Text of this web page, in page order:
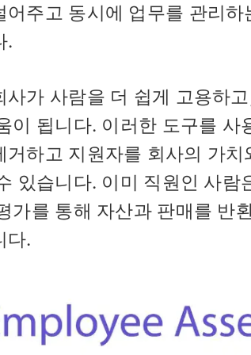
어주고 동시에 업무를 관리
.
사가 사람을 더 쉽게 고용하
이 됩니다. 이러한 도구를
거하고 지원자를 회사의 가
있습니다. 이미 직원인 사
가를 통해 자산과 판매를 반
다.